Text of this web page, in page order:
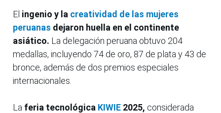
El ingenio y la creatividad de las mujeres
peruanas dejaron huella en el continente
asiático. La delegación peruana obtuvo 204
medallas, incluyendo 74 de oro, 87 de plata y 43 de
bronce, además de dos premios especiales
internacionales.
La feria tecnológica KIWIE 2025, considerada